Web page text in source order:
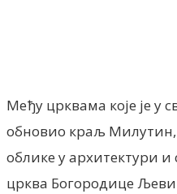
Међу црквама које је у
обновио краљ Милутин,
облике у архитектури и
црква Богородице